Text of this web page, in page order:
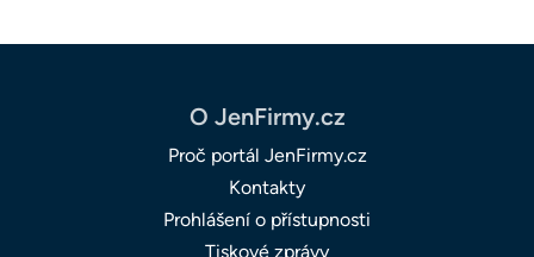
O JenFirmy.cz
Proč portál JenFirmy.cz
Kontakty
Prohlášení o přístupnosti
Tiskové zprávy